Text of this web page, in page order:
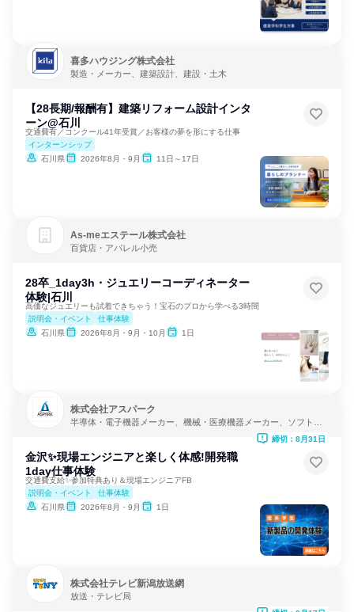
喜多ハウジング株式会社
製造・メーカー、建築設計、建設・土木
【28長期/報酬有】建築リフォーム設計インタ
ーン@石川
交通費有／コンクール41年受賞／お客様の夢を形にする仕事
インターンシップ
石川県
2026年8月・9月 11日～17日
As‐meエステール株式会社
百貨店・アパレル小売
28卒_1day3h・ジュエリーコーディネーター
体験|石川
高価なジュエリーも試着できちゃう！宝石のプロから学べる3時間
説明会・イベント
仕事体験
石川県
2026年8月・9月・10月 1日
株式会社アスパーク
半導体・電子機器メーカー、機械・医療機器メーカー、ソフトウ
金沢✨️現場エンジニアと楽しく体感!開発職
1day仕事体験
交通費支給✨️参加特典あり＆現場エンジニアFB
説明会・イベント
仕事体験
石川県
2026年8月・9月 1日
締切：8月31日
株式会社テレビ新潟放送網
放送・テレビ局